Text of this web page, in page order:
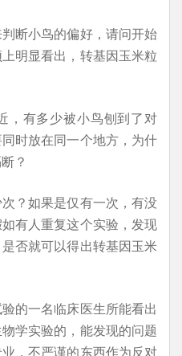
断小鸟的偏好，请问开始
明显看出，转基因玉米粒
，有多少被小鸟刨到了对
时放在同一个地方，为什
？
？如果是仅有一次，有没
有人重复这个实验，发现
否就可以得出转基因玉米
的一名临床医生所能看出
学实验的，能发现的问题
，不严谨的东西作为反对